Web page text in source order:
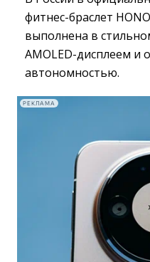
фитнес-браслет
выполнена в
AMOLED-дисплеем и
автономностью.
РЕКЛАМА